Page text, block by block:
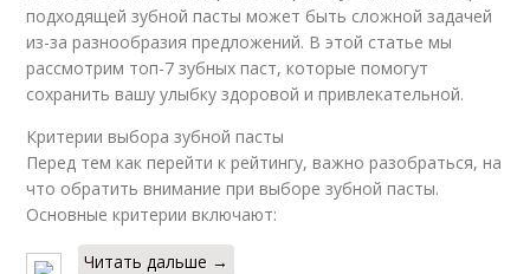
подходящей зубной пасты может быть сложной задачей
из-за разнообразия предложений. В этой статье мы
рассмотрим топ-7 зубных паст, которые помогут
сохранить вашу улыбку здоровой и привлекательной.
Критерии выбора зубной пасты
Перед тем как перейти к рейтингу, важно разобраться, на
что обратить внимание при выборе зубной пасты.
Основные критерии включают:
Читать дальше →